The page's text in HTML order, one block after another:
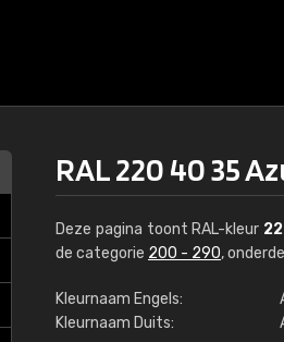
RAL 220 40 35
Deze pagina toont RAL-kleur
de categorie 200 - 290,
Kleurnaam Engels:
Kleurnaam Duits: